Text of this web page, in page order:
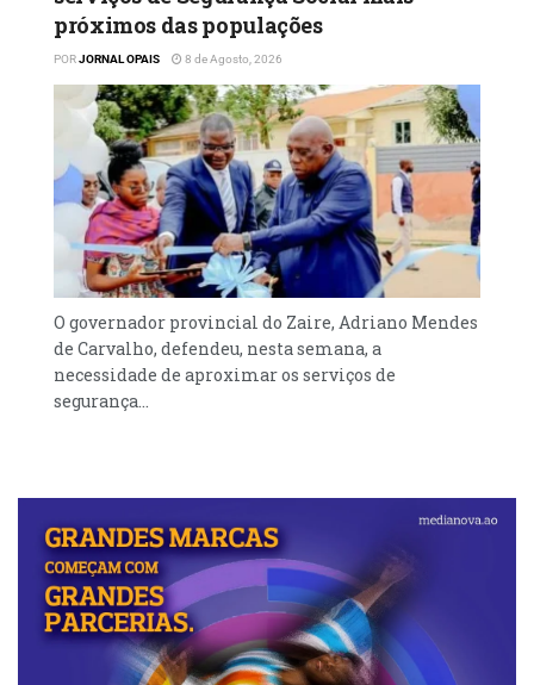
ritmo e logo foi eliminado pelo Mamelodi
Sundowns da África do Sul.
próximos das populações
PORJORNAL OPAIS 8 de Agosto, 2026
O governador provincial do Zaire, Adriano Mendes
de Carvalho, defendeu, nesta semana, a
necessidade de aproximar os serviços de
segurança...